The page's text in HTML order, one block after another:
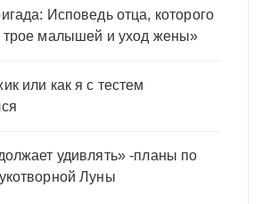
Исповедь отца, которого
трое малышей и уход жены»
или как я с тестем
удивлять» -планы по
Луны